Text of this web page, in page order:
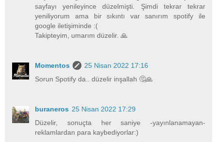
sayfayı yenileyince düzelmişti. Şimdi tekrar tekrar
yeniliyorum ama bir sıkıntı var sanırım spotify ile
google iletişiminde :(
Takipteyim, umarım düzelir. 🙏
Momentos
25 Nisan 2022 17:16
Sorun Spotify da.. düzelir inşallah 🤔🙏
buraneros 25 Nisan 2022 17:29
Düzelir, sonuçta her saniye -yayınlanamayan-
reklamlardan para kaybediyorlar:)